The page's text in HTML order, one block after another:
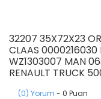
32207 35X72X23
CLAAS 0000216030
WZ1303007 MAN
RENAULT TRUCK
(0) Yorum - 0 Puan